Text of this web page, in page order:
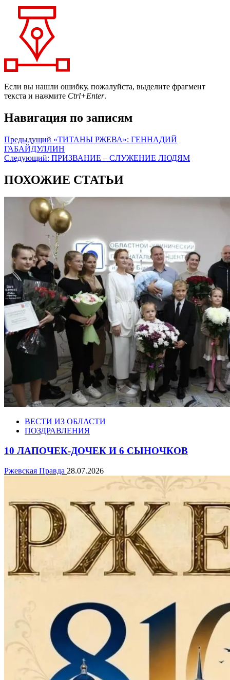
Если вы нашли ошибку, пожалуйста, выделите фрагмент
текста и нажмите Ctrl+Enter.
Навигация по записям
Предыдущий «ТИТАНЫ РЖЕВА»: ГЕННАДИЙ
ГАБАЙДУЛЛИН
Следующий: ПРИЗВАНИЕ – СЛУЖЕНИЕ ЛЮДЯМ
ПОХОЖИЕ СТАТЬИ
ВЕСТИ ИЗ ОБЛАСТИ
ПОЗДРАВЛЕНИЯ
10 ЛАПОЧЕК-ДОЧЕК И 6 СЫНОЧКОВ
Ржевская Правда 28.07.2026